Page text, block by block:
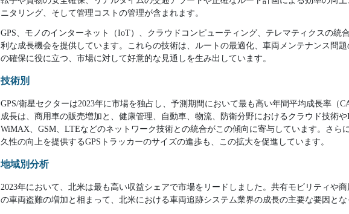
ニタリング、そして管理コストの管理が含まれます。
GPS、モノのインターネット（IoT）、クラウドコンピューティング、テレマティクスの統
利な成長機会を提供しています。これらの技術は、ルートの最適化、車両メンテナンス問
の確保に役に立つ、市場に対して好意的な見通しを生み出しています。
技術別
GPS/衛星セクターは2023年に市場を独占し、予測期間において最も高い年間平均成長率（
成長は、商用車の販売増加と、健康管理、自動車、物流、防衛分野におけるクラウド技術
WiMAX、GSM、LTEなどのネットワーク技術との統合がこの傾向に寄与しています。さら
久性の向上を提供するGPSトラッカーのサイズの進歩も、この拡大を促進しています。
地域別分析
2023年において、北米は最も高い収益シェアで市場をリードしました。共有モビリティや
の車両盗難の増加と相まって、北米における車両追跡システム業界の成長の主要な要因とな